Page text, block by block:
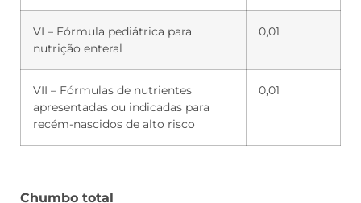
VI – Fórmula pediátrica para
nutrição enteral
0,01
VII – Fórmulas de nutrientes
apresentadas ou indicadas para
recém-nascidos de alto risco
0,01
Chumbo total